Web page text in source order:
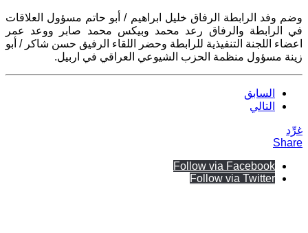
وضم وفد الرابطة الرفاق خليل ابراهيم / أبو حاتم مسؤول العلاقات
في الرابطة والرفاق رعد محمد وبيكس محمد صابر ووعد عمر
اعضاء اللجنة التنفيذية للرابطة وحضر اللقاء الرفيق حسن شاكر / أبو
زينة مسؤول منظمة الحزب الشيوعي العراقي في اربيل.
السابق
التالي
غرِّد
Share
Follow via Facebook
Follow via Twitter